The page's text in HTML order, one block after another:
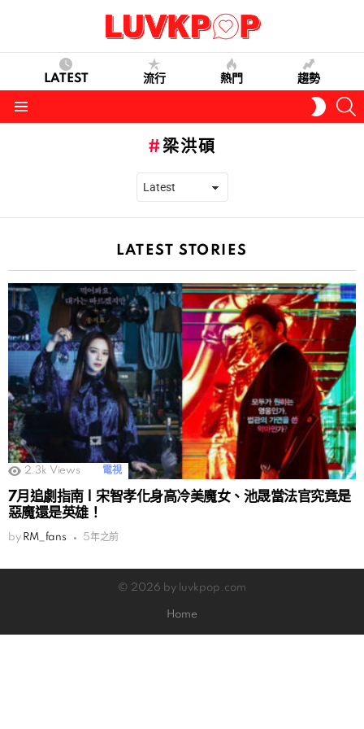
LATEST 流行 熱門 趨勢
SKIN
梁洪碩
LATEST STORIES
2.3k Views 電視
7月追劇指南 | 宋智孝化身高冷美魔女、池晟當法官究竟是
惡魔還是英雄！
by RM_fans 5年之前
© 2026 by luvkpop.com
Home